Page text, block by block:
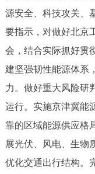
中介服务
政民互动
参与调查
走进北京
源安全、科技攻关、
要指示，对做好北京
会，结合实际抓好贯
建坚强韧性能源体系
力。做好重大风险研
运行。实施京津冀能
靠的区域能源供应格
展光伏、风电、生物
优化交通出行结构。